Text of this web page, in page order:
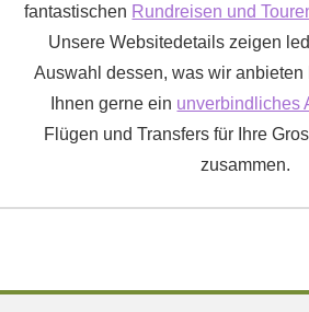
fantastischen Rundreisen und
Unsere Websitedetails zeigen
Auswahl dessen, was wir anbieten
Ihnen gerne ein unverbindliches
Flügen und Transfers für Ihre
zusammen.